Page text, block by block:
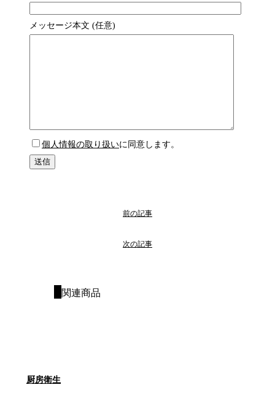
メッセージ本文 (任意)
個人情報の取り扱いに同意します。
前の記事
次の記事
関連商品
厨房衛生